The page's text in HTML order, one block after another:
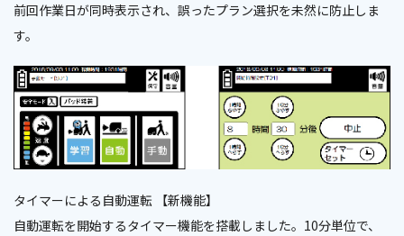
前回作業日が同時表示され、誤ったプラン選択を未然に防止しま
す。
タイマーによる自動運転 【新機能】
自動運転を開始するタイマー機能を搭載しました。10分単位で、